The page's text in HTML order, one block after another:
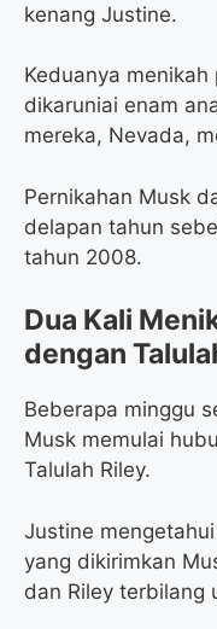
kenang Justine.
Keduanya
dikaruniai enam
mereka, Nevada,
Pernikahan Musk
delapan tahun
tahun 2008.
Dua Kali
dengan
Beberapa minggu
Musk memulai
Talulah Riley.
Justine
yang dikirimkan
dan Riley terbilang